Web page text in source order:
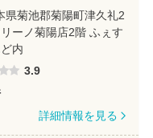
県菊池郡菊陽町津久礼2
ーノ菊陽店2階 ふぇす
内
3.9
詳細情報を見る